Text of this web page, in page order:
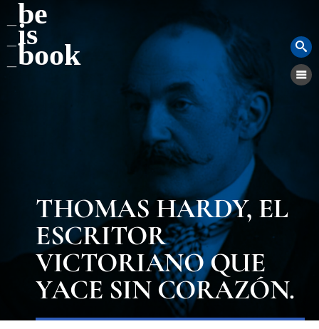
be
is
book
THOMAS HARDY, EL
ESCRITOR
VICTORIANO QUE
YACE SIN CORAZÓN.